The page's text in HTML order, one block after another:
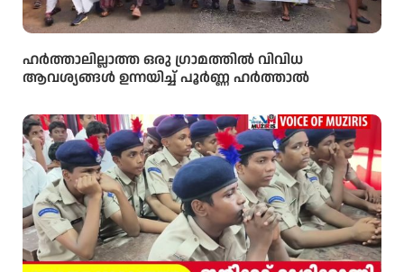
ഹർത്താലില്ലാത്ത ഒരു ഗ്രാമത്തിൽ വിവിധ
ആവശ്യങ്ങൾ ഉന്നയിച്ച് പൂർണ്ണ ഹർത്താൽ